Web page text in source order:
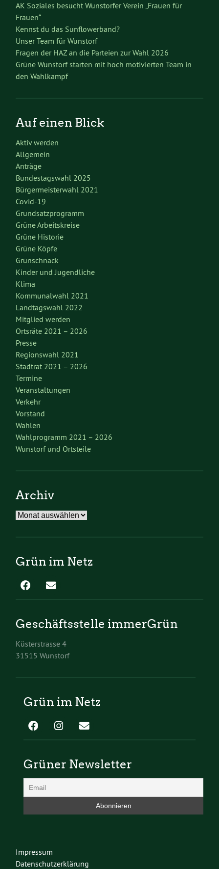
AK Soziales besucht Wunstorfer Verein „Frauen für
Frauen“
Kennst du das Sunflowerband?
Unser Team für Wunstorf
Fragen der HAZ an die Parteien zur Wahl 2026
Grüne Wunstorf starten mit hoch motivierten Team in
den Wahlkampf
Auf einen Blick
Aktiv werden
Allgemein
Anträge
Bundestagswahl 2025
Bürgermeisterwahl 2021
Covid-19
Grundsatzprogramm
Grüne Arbeitskreise
Grüne Historie
Grüne Köpfe
Grünschnack
Kinder und Jugendliche
Klima
Kommunalwahl 2021
Landtagswahl 2022
Mitglied werden
Ortsräte 2021 – 2026
Presse
Regionswahl 2021
Stadtrat 2021 – 2026
Termine
Veranstaltungen
Verkehr
Vorstand
Wahlen
Wahlprogramm 2021 – 2026
Wunstorf und Ortsteile
Archiv
Archiv
Grün im Netz
Geschäftsstelle immerGrün
Küsterstrasse 4
31515 Wunstorf
Grün im Netz
Grüner Newsletter
Impressum
Datenschutzerklärung